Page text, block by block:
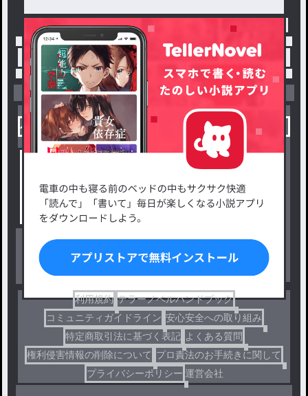
トップ 「黒姫」最新作：本音部屋
小説を探す
小説コンテスト応募・公募
出版・メディアミックス作品
ジャンルから探す
恋愛・ロマンス
ファンタジー・異世界・SF
ドラマ
利用規約 テラーノベルハンドブック
コミュニティガイドライン 安心安全への取り組み
特定商取引法に基づく表記 よくある質問
権利侵害情報の削除について プロ責法のお手続きに関して
プライバシーポリシー 運営会社